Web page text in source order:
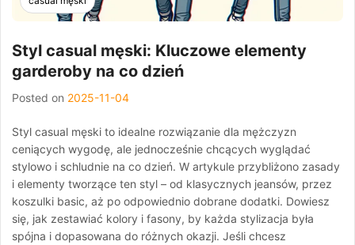
Styl casual męski: Kluczowe elementy
garderoby na co dzień
Posted on 2025-11-04
Styl casual męski to idealne rozwiązanie dla mężczyzn
ceniących wygodę, ale jednocześnie chcących wyglądać
stylowo i schludnie na co dzień. W artykule przybliżono zasady
i elementy tworzące ten styl – od klasycznych jeansów, przez
koszulki basic, aż po odpowiednio dobrane dodatki. Dowiesz
się, jak zestawiać kolory i fasony, by każda stylizacja była
spójna i dopasowana do różnych okazji. Jeśli chcesz